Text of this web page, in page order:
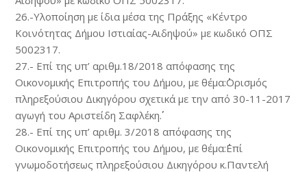
26.-Υλοποίηση με ίδια μέσα της Πράξης «Κέντρο
Κοινότητας Δήμου Ιστιαίας-Αιδηψού» με κωδικό ΟΠΣ
5002317.
27.- Επί της υπ’ αριθμ.18/2018 απόφασης της
Οικονομικής Επιτροπής του Δήμου, με θέμα:΄΄Ορισμός
πληρεξούσιου Δικηγόρου σχετικά με την από 30-11-2017
αγωγή του Αριστείδη Σαφλέκη΄΄.
28.- Επί της υπ’ αριθμ. 3/2018 απόφασης της
Οικονομικής Επιτροπής του Δήμου, με θέμα:΄΄Επί
γνωμοδοτήσεως πληρεξούσιου Δικηγόρου κ.Παντελή